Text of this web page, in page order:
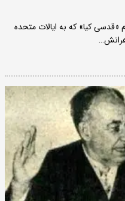
به نام «قدسی کیا» که به ایالات متحده